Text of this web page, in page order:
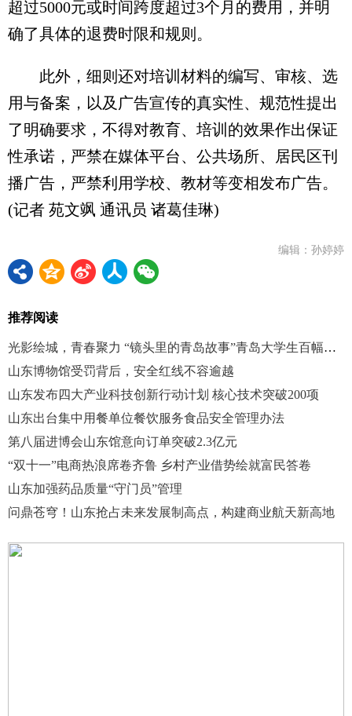
超过5000元或时间跨度超过3个月的费用，并明
确了具体的退费时限和规则。
此外，细则还对培训材料的编写、审核、选
用与备案，以及广告宣传的真实性、规范性提出
了明确要求，不得对教育、培训的效果作出保证
性承诺，严禁在媒体平台、公共场所、居民区刊
播广告，严禁利用学校、教材等变相发布广告。
(记者 苑文飒 通讯员 诸葛佳琳)
编辑：孙婷婷
推荐阅读
光影绘城，青春聚力 “镜头里的青岛故事”青岛大学生百幅手机摄影作品征集活动启动
山东博物馆受罚背后，安全红线不容逾越
山东发布四大产业科技创新行动计划 核心技术突破200项
山东出台集中用餐单位餐饮服务食品安全管理办法
第八届进博会山东馆意向订单突破2.3亿元
“双十一”电商热浪席卷齐鲁 乡村产业借势绘就富民答卷
山东加强药品质量“守门员”管理
问鼎苍穹！山东抢占未来发展制高点，构建商业航天新高地